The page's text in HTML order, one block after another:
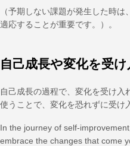
（予期しない課題が発生した時
適応することが重要です。）。
自己成長や変化を受
自己成長の過程で、変化を受け
使うことで、変化を恐れずに受け
In the journey of self-
embrace the changes that come